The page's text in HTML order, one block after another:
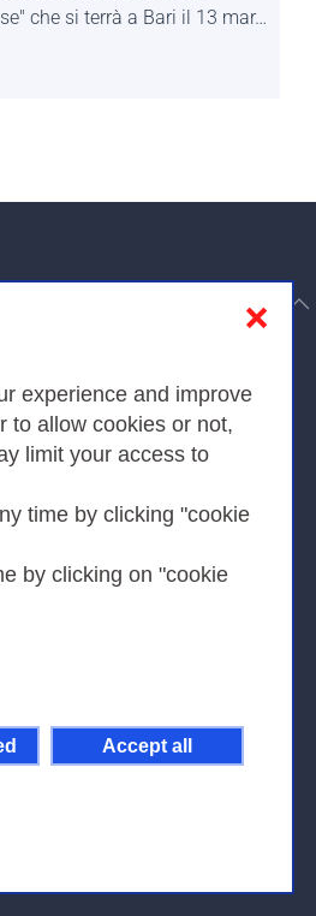
experience and improve
to allow cookies or not,
limit your access to
time by clicking "cookie
by clicking on "cookie
Accept all
❌
che si terrà a Bari il 13 mar…
to top
trasparente
4.0 International